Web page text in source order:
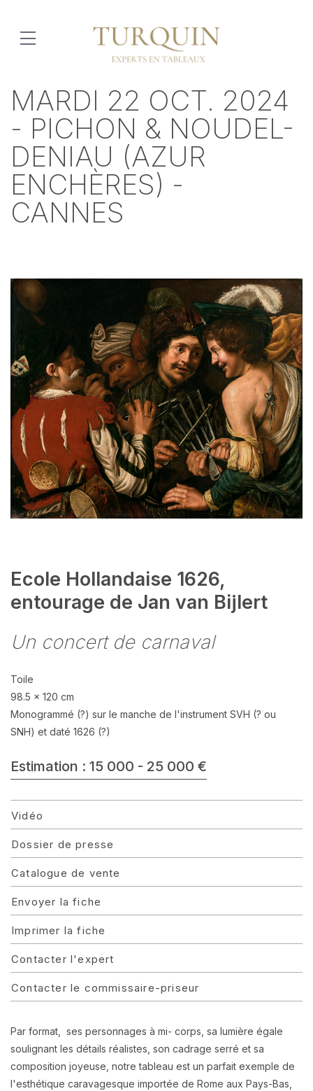
MARDI 22 OCT. 2024
- PICHON & NOUDEL-
DENIAU (AZUR
ENCHÈRES) -
CANNES
Ecole Hollandaise 1626,
entourage de Jan van Bijlert
Un concert de carnaval
Toile
98.5 x 120 cm
Monogrammé (?) sur le manche de l'instrument SVH (? ou
SNH) et daté 1626 (?)
Estimation : 15 000 - 25 000 €
Vidéo
Dossier de presse
Catalogue de vente
Envoyer la fiche
Imprimer la fiche
Contacter l'expert
Contacter le commissaire-priseur
Par format, ses personnages à mi- corps, sa lumière égale
soulignant les détails réalistes, son cadrage serré et sa
composition joyeuse, notre tableau est un parfait exemple de
l'esthétique caravagesque importée de Rome aux Pays-Bas,